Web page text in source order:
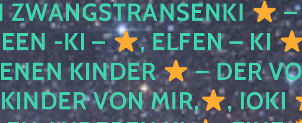
ZWANGSTRANSENKI
–
-KI –
, ELFEN – KI
KINDER
– DER
VON MIR,
, IOKI